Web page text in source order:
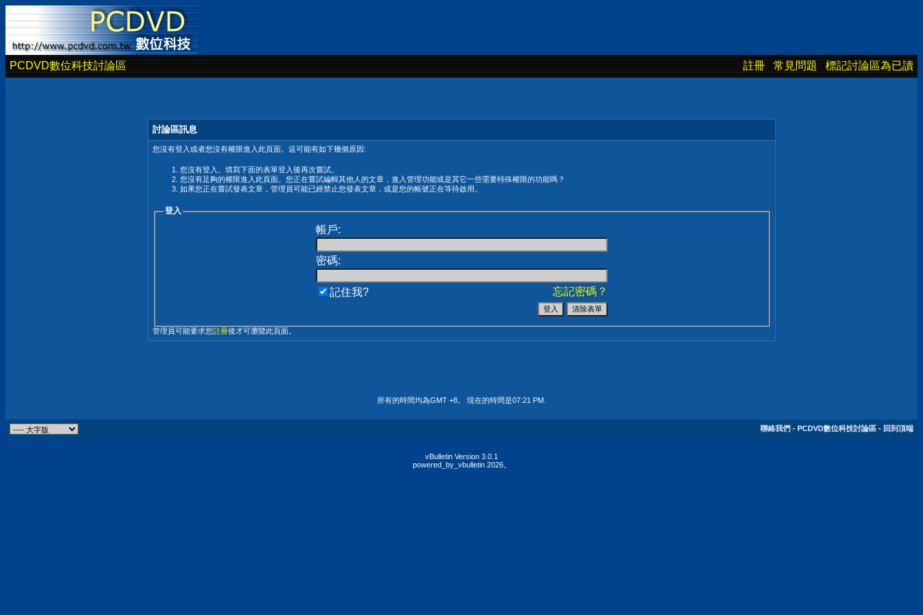
PCDVD數位科技討論區 註冊 常見問題 標記討論區為已讀
討論區訊息
您沒有登入或者您沒有權限進入此頁面。這可能有如下幾個原因:
您沒有登入。填寫下面的表單登入後再次嘗試。
您沒有足夠的權限進入此頁面。您正在嘗試編輯其他人的文章，進入管理功能或是其它一些需要特殊權限的功能嗎？
如果您正在嘗試發表文章，管理員可能已經禁止您發表文章，或是您的帳號正在等待啟用。
登入
帳戶:
密碼:
忘記密碼？
記住我?
管理員可能要求您註冊後才可瀏覽此頁面。
所有的時間均為GMT +8。 現在的時間是07:21 PM
聯絡我們 - PCDVD數位科技討論區 - 回到頂端
vBulletin Version 3.0.1
powered_by_vbulletin 2026。